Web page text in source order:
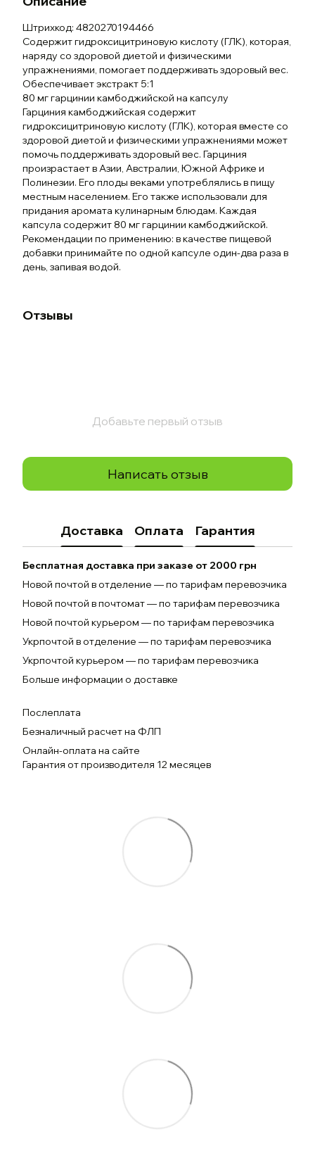
Штрихкод: 4820270194466
Содержит гидроксицитриновую кислоту (ГЛК), которая,
наряду со здоровой диетой и физическими
упражнениями, помогает поддерживать здоровый вес.
Обеспечивает экстракт 5:1
80 мг гарцинии камбоджийской на капсулу
Гарциния камбоджийская содержит
гидроксицитриновую кислоту (ГЛК), которая вместе со
здоровой диетой и физическими упражнениями может
помочь поддерживать здоровый вес. Гарциния
произрастает в Азии, Австралии, Южной Африке и
Полинезии. Его плоды веками употреблялись в пищу
местным населением. Его также использовали для
придания аромата кулинарным блюдам. Каждая
капсула содержит 80 мг гарцинии камбоджийской.
Рекомендации по применению: в качестве пищевой
добавки принимайте по одной капсуле один-два раза в
день, запивая водой.
Отзывы
Добавьте первый отзыв
Написать отзыв
Доставка Оплата Гарантия
Бесплатная доставка при заказе от 2000 грн
Новой почтой в отделение — по тарифам перевозчика
Новой почтой в почтомат — по тарифам перевозчика
Новой почтой курьером — по тарифам перевозчика
Укрпочтой в отделение — по тарифам перевозчика
Укрпочтой курьером — по тарифам перевозчика
Больше информации о доставке
Послеплата
Безналичный расчет на ФЛП
Онлайн-оплата на сайте
Гарантия от производителя 12 месяцев